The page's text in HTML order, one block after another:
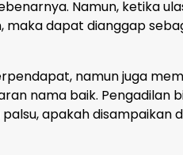
Namun, ketika
maka dapat dianggap
namun juga
nama baik. Pengadilan
apakah disampaikan